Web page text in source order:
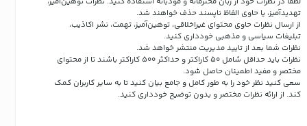
تهدیدآمیز، یا حاوی الفاظ ناپسند حذف خواهند شد.
از ارسال نظرات حاوی محتوای غیراخلاقی، توهین‌آمیز، تهمت، نشر اکاذیب،
تبلیغات سیاسی و مذهبی خودداری کنید.
نظرات شما بعد از تایید مدیریت منتشر خواهد شد.
نظرات باید حداقل شامل 50 کاراکتر و حداکثر 500 کاراکتر باشند تا از محتوای
مختصر و مفید اطمینان حاصل شود.
سعی کنید نظر خود را به طور کامل و جامع بیان کنید تا به سایر کاربران کمک
کند. از ارائه نظرات مختصر و بدون توضیح خودداری کنید.